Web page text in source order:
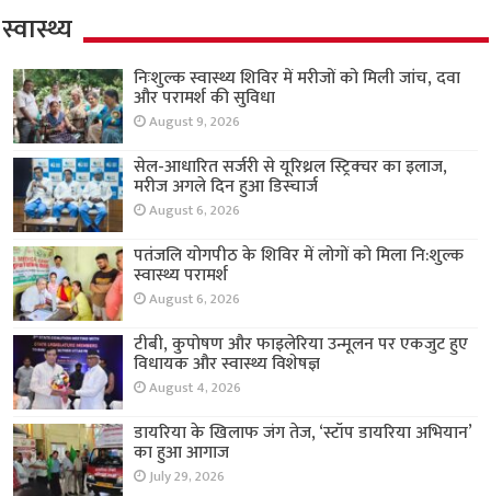
स्वास्थ्य
निःशुल्क स्वास्थ्य शिविर में मरीजों को मिली जांच, दवा
और परामर्श की सुविधा
August 9, 2026
सेल-आधारित सर्जरी से यूरिथ्रल स्ट्रिक्चर का इलाज,
मरीज अगले दिन हुआ डिस्चार्ज
August 6, 2026
पतंजलि योगपीठ के शिविर में लोगों को मिला नि:शुल्क
स्वास्थ्य परामर्श
August 6, 2026
टीबी, कुपोषण और फाइलेरिया उन्मूलन पर एकजुट हुए
विधायक और स्वास्थ्य विशेषज्ञ
August 4, 2026
डायरिया के खिलाफ जंग तेज, ‘स्टॉप डायरिया अभियान’
का हुआ आगाज
July 29, 2026